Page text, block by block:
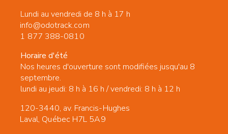
Lundi au vendredi de 8 h à 17 h
info@odotrack.com
1 877 388-0810
Horaire d'été
Nos heures d'ouverture sont modifiées jusqu'au 8
septembre.
lundi au jeudi: 8 h à 16 h / vendredi: 8 h à 12 h
120-3440, av. Francis-Hughes
Laval, Québec H7L 5A9